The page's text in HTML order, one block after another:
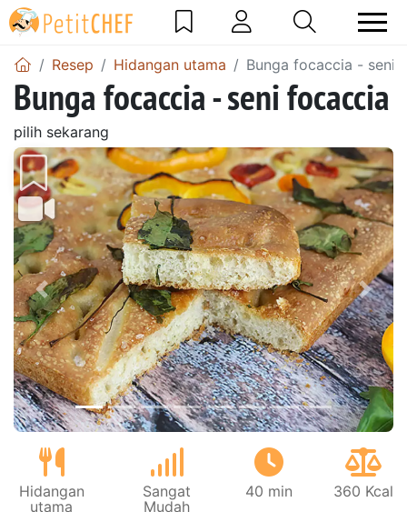
Resep Hidangan utama Bunga focaccia - seni
Bunga focaccia - seni focaccia
pilih sekarang
Sebelumnya
Hidangan
utama
Sangat
Mudah
40 min 360 Kcal